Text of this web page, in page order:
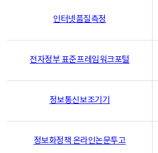
인터넷품질측정
전자정부 표준프레임워크포털
정보통신보조기기
정보화정책 온라인논문투고